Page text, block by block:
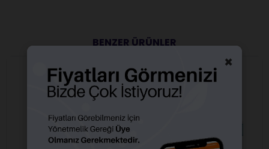
BENZER ÜRÜNLER
×